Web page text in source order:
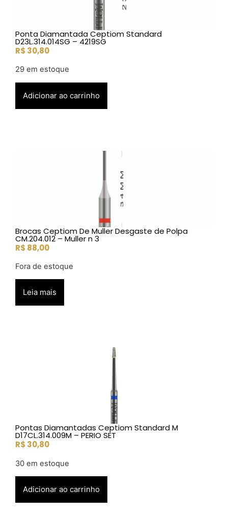
Ponta Diamantada Ceptiom Standard
D23L.314.014SG – 4219SG
R$ 30,80
29 em estoque
Adicionar ao carrinho
Brocas Ceptiom De Muller Desgaste de Polpa
CM.204.012 – Muller n 3
R$ 88,00
Fora de estoque
Leia mais
Pontas Diamantadas Ceptiom Standard M
D17CL.314.009M – PERIO SET
R$ 30,80
30 em estoque
Adicionar ao carrinho